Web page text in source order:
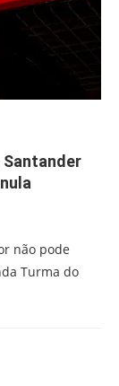
não pode
Turma do